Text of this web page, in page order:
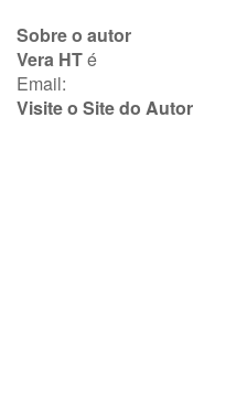
Sobre o autor
Vera HTé
Email:
Visite o Site do Autor